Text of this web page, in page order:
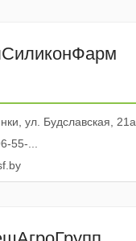
ул. Будславская, 21а
55-...